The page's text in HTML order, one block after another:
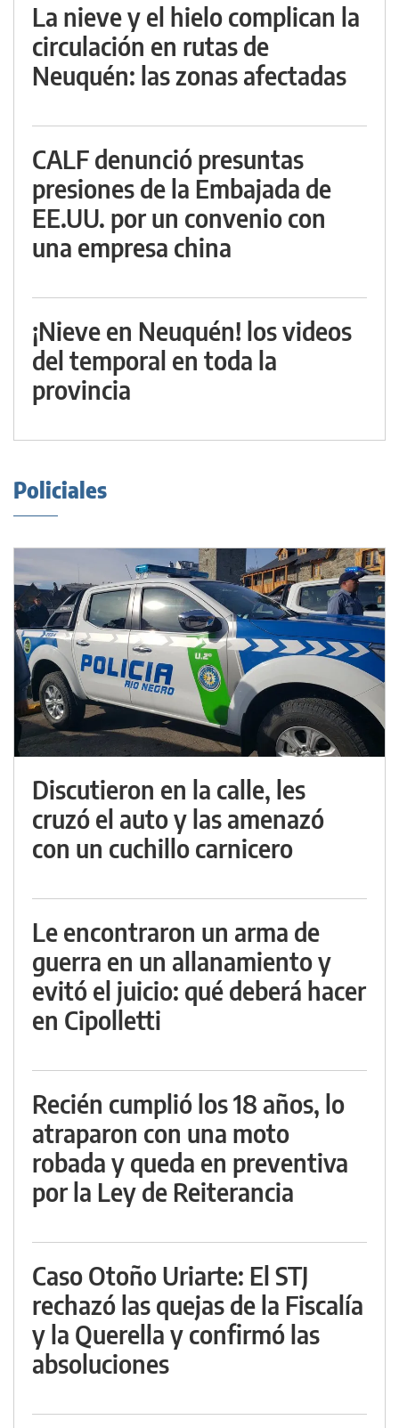
La nieve y el hielo complican la
circulación en rutas de
Neuquén: las zonas afectadas
CALF denunció presuntas
presiones de la Embajada de
EE.UU. por un convenio con
una empresa china
¡Nieve en Neuquén! los videos
del temporal en toda la
provincia
Policiales
Discutieron en la calle, les
cruzó el auto y las amenazó
con un cuchillo carnicero
Le encontraron un arma de
guerra en un allanamiento y
evitó el juicio: qué deberá hacer
en Cipolletti
Recién cumplió los 18 años, lo
atraparon con una moto
robada y queda en preventiva
por la Ley de Reiterancia
Caso Otoño Uriarte: El STJ
rechazó las quejas de la Fiscalía
y la Querella y confirmó las
absoluciones